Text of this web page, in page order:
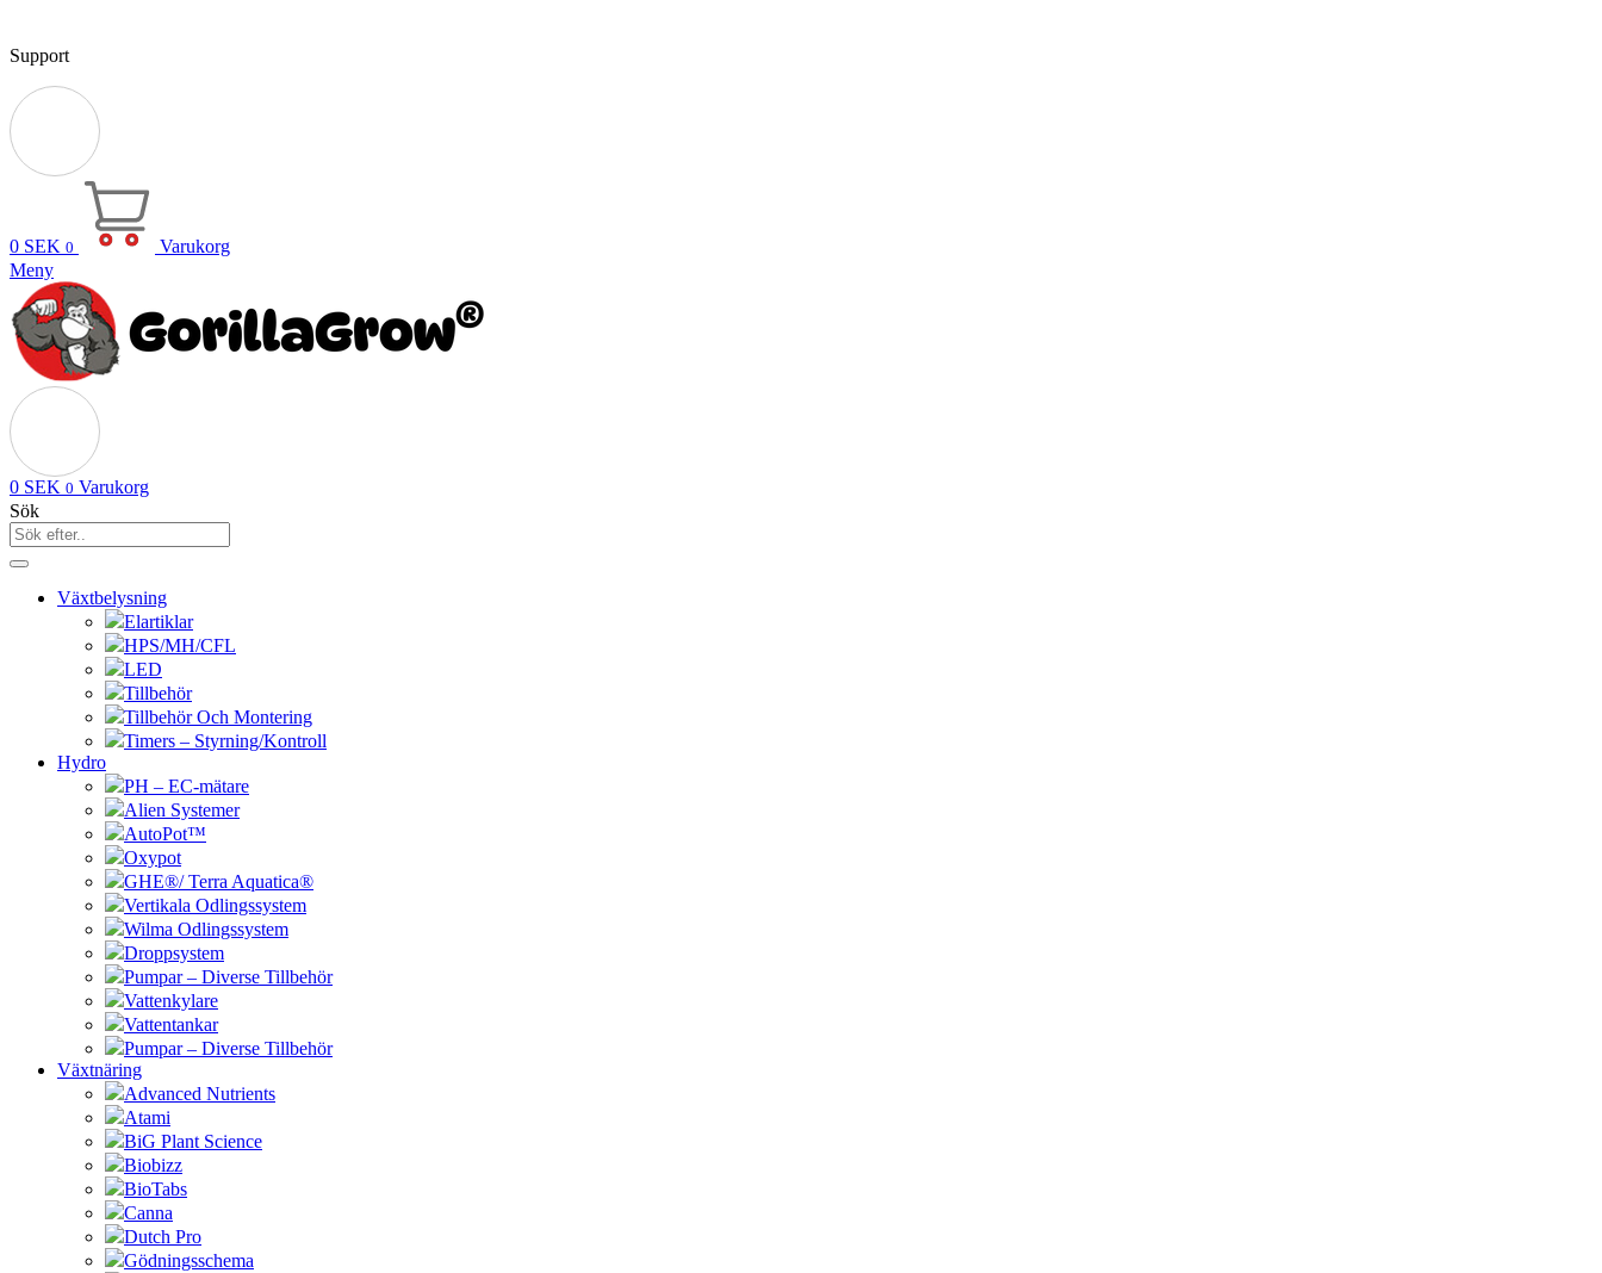
Support
0 SEK 0
Varukorg
Meny
0 SEK 0 Varukorg
Sök
Växtbelysning
Elartiklar
HPS/MH/CFL
LED
Tillbehör
Tillbehör Och Montering
Timers – Styrning/Kontroll
Hydro
PH – EC-mätare
Alien Systemer
AutoPot™
Oxypot
GHE®/ Terra Aquatica®
Vertikala Odlingssystem
Wilma Odlingssystem
Droppsystem
Pumpar – Diverse Tillbehör
Vattenkylare
Vattentankar
Pumpar – Diverse Tillbehör
Växtnäring
Advanced Nutrients
Atami
BiG Plant Science
Biobizz
BioTabs
Canna
Dutch Pro
Gödningsschema